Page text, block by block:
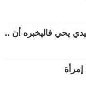
يحي فاليخبره أن ..